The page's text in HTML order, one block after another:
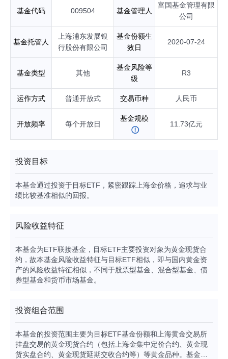
00交易型开放式指数证券投资基金基金经理；自2022年12月起
任富国北证50成份指数型证券投资基金基金经理；自2023年06
月起任富国中证上海环交所碳中和交易型开放式指数证券投资
基金联接基金基金经理；自2023年11月起任富国中证医药50交
易型开放式指数证券投资基金联接基金基金经理；自2024年06
月起任富国中证A100交易型开放式指数证券投资基金发起式联
接基金基金经理；自2024年09月起任富国中证A500交易型开
放式指数证券投资基金基金经理；自2024年11月起任富国中证
理；自2026年03月起任富国沪深300ESG基准交易型开放式指
数证券投资基金发起式联接基金基金经理；自2026年03月起任
富国沪深300ESG基准交易型开放式指数证券投资基金基金经
理；具有基金从业资格。
基金代码 009504 基金管理人
富国基金管理有限
公司
基金托管人
上海浦东发展银
行股份有限公司
基金份额生
效日
2020-07-24
基金类型 其他
基金风险等
级
R3
运作方式 普通开放式 交易币种 人民币
开放频率 每个开放日
基金规模
11.73亿元
投资目标
本基金通过投资于目标ETF，紧密跟踪上海金价格，追求与业
绩比较基准相似的回报。
风险收益特征
本基金为ETF联接基金，目标ETF主要投资对象为黄金现货合
约，故本基金风险收益特征与目标ETF相似，即与国内黄金资
产的风险收益特征相似，不同于股票型基金、混合型基金、债
券型基金和货币市场基金。
投资组合范围
本基金的投资范围主要为目标ETF基金份额和上海黄金交易所
挂盘交易的黄金现货合约（包括上海金集中定价合约、黄金现
货实盘合约、黄金现货延期交收合约等）等黄金品种。基金可